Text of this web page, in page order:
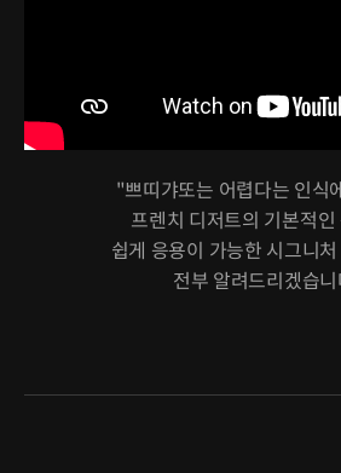
"쁘띠갸또는 어렵다는 인식
프렌치 디저트의 기본적인
쉽게 응용이 가능한 시그니
전부 알려드리겠습